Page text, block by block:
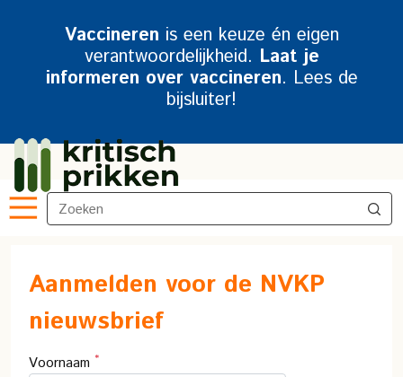
Vaccineren is een keuze én eigen
verantwoordelijkheid. Laat je
informeren over vaccineren. Lees de
bijsluiter!
Aanmelden voor de NVKP
nieuwsbrief
Voornaam *